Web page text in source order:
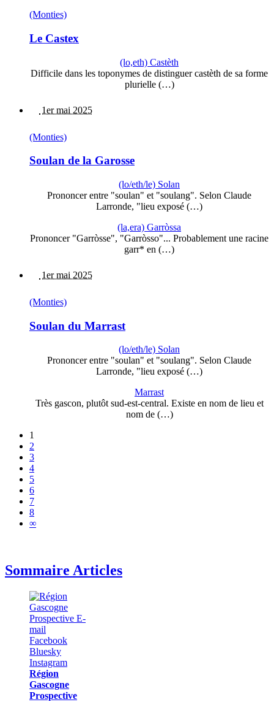
(Monties)
Le Castex
(lo,eth) Castèth
Difficile dans les toponymes de distinguer castèth de sa forme
plurielle (…)
1er mai 2025
(Monties)
Soulan de la Garosse
(lo/eth/le) Solan
Prononcer entre "soulan" et "soulang". Selon Claude
Larronde, "lieu exposé (…)
(la,era) Garròssa
Prononcer "Garròsse", "Garròsso"... Probablement une racine
garr* en (…)
1er mai 2025
(Monties)
Soulan du Marrast
(lo/eth/le) Solan
Prononcer entre "soulan" et "soulang". Selon Claude
Larronde, "lieu exposé (…)
Marrast
Très gascon, plutôt sud-est-central. Existe en nom de lieu et
nom de (…)
1
2
3
4
5
6
7
8
∞
Sommaire Articles
Région
Gascogne
Prospective